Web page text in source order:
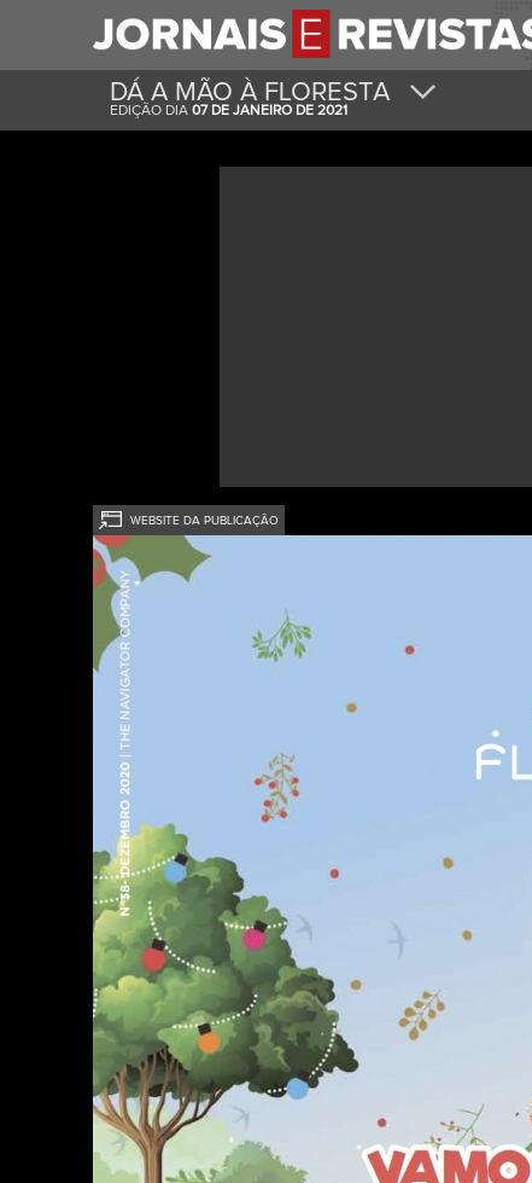
DÁ A MÃO À FLORESTA
EDIÇÃO DIA 07 DE JANEIRO DE 2021
WEBSITE DA PUBLICAÇÃO